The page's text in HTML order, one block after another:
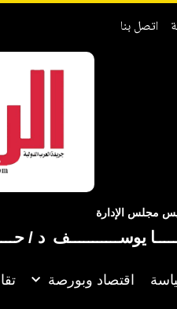
اتصل بنا
مجلس الإدارة
يوســـــــــــف د /
اقتصاد وبورصة